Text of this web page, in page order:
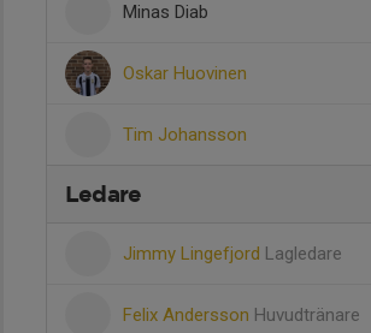
Minas Diab
Oskar Huovinen
Tim Johansson
Ledare
Jimmy Lingefjord Lagledare
Felix Andersson Huvudtränare